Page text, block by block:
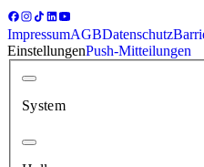
ImpressumAGBDatenschutz
EinstellungenPush-Mitteilungen
System